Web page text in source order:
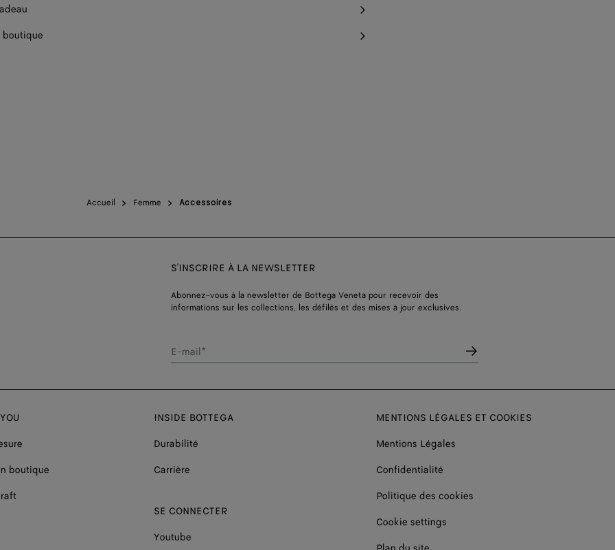
boutique
Accueil Femme Accessoires
S'INSCRIRE À LA NEWSLETTER
Abonnez-vous à la newsletter de Bottega Veneta pour recevoir des
informations sur les collections, les défilés et des mises à jour exclusives.
E-mail*
boutique
INSIDE BOTTEGA
Durabilité
Carrière
SE CONNECTER
Youtube
MENTIONS LÉGALES ET COOKIES
Mentions Légales
Confidentialité
Politique des cookies
Cookie settings